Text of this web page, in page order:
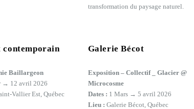
transformation du paysage naturel.
Baillargeon
→ 12 avril 2026
Vallier Est, Québec
Galerie Bécot
Exposition – Collectif _ Glacier @
Microcosme
Dates : 1 Mars → 5 avril 2026
Lieu : Galerie Bécot, Québec